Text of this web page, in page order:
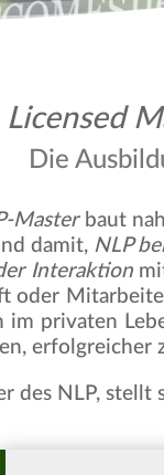
Licensed
Die
Masterbaut
damit, NLP
Interaktion
oder
im privaten
erfolgreicher
des NLP,